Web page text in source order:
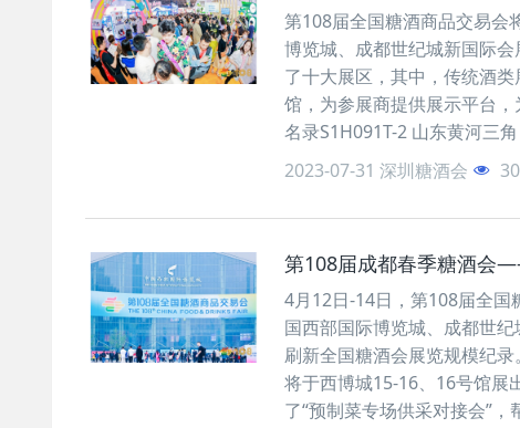
第108届全国糖酒商品交易会
博览城、成都世纪城新国际
了十大展区，其中，传统酒
馆，为参展商提供展示平台
名录S1H091T-2 山东黄河三角
2023-07-31 深圳糖酒会
第108届成都春季糖酒会
4月12日-14日，第108届全
国西部国际博览城、成都世
刷新全国糖酒会展览规模纪
将于西博城15-16、16号馆展
了“预制菜专场供采对接会”，